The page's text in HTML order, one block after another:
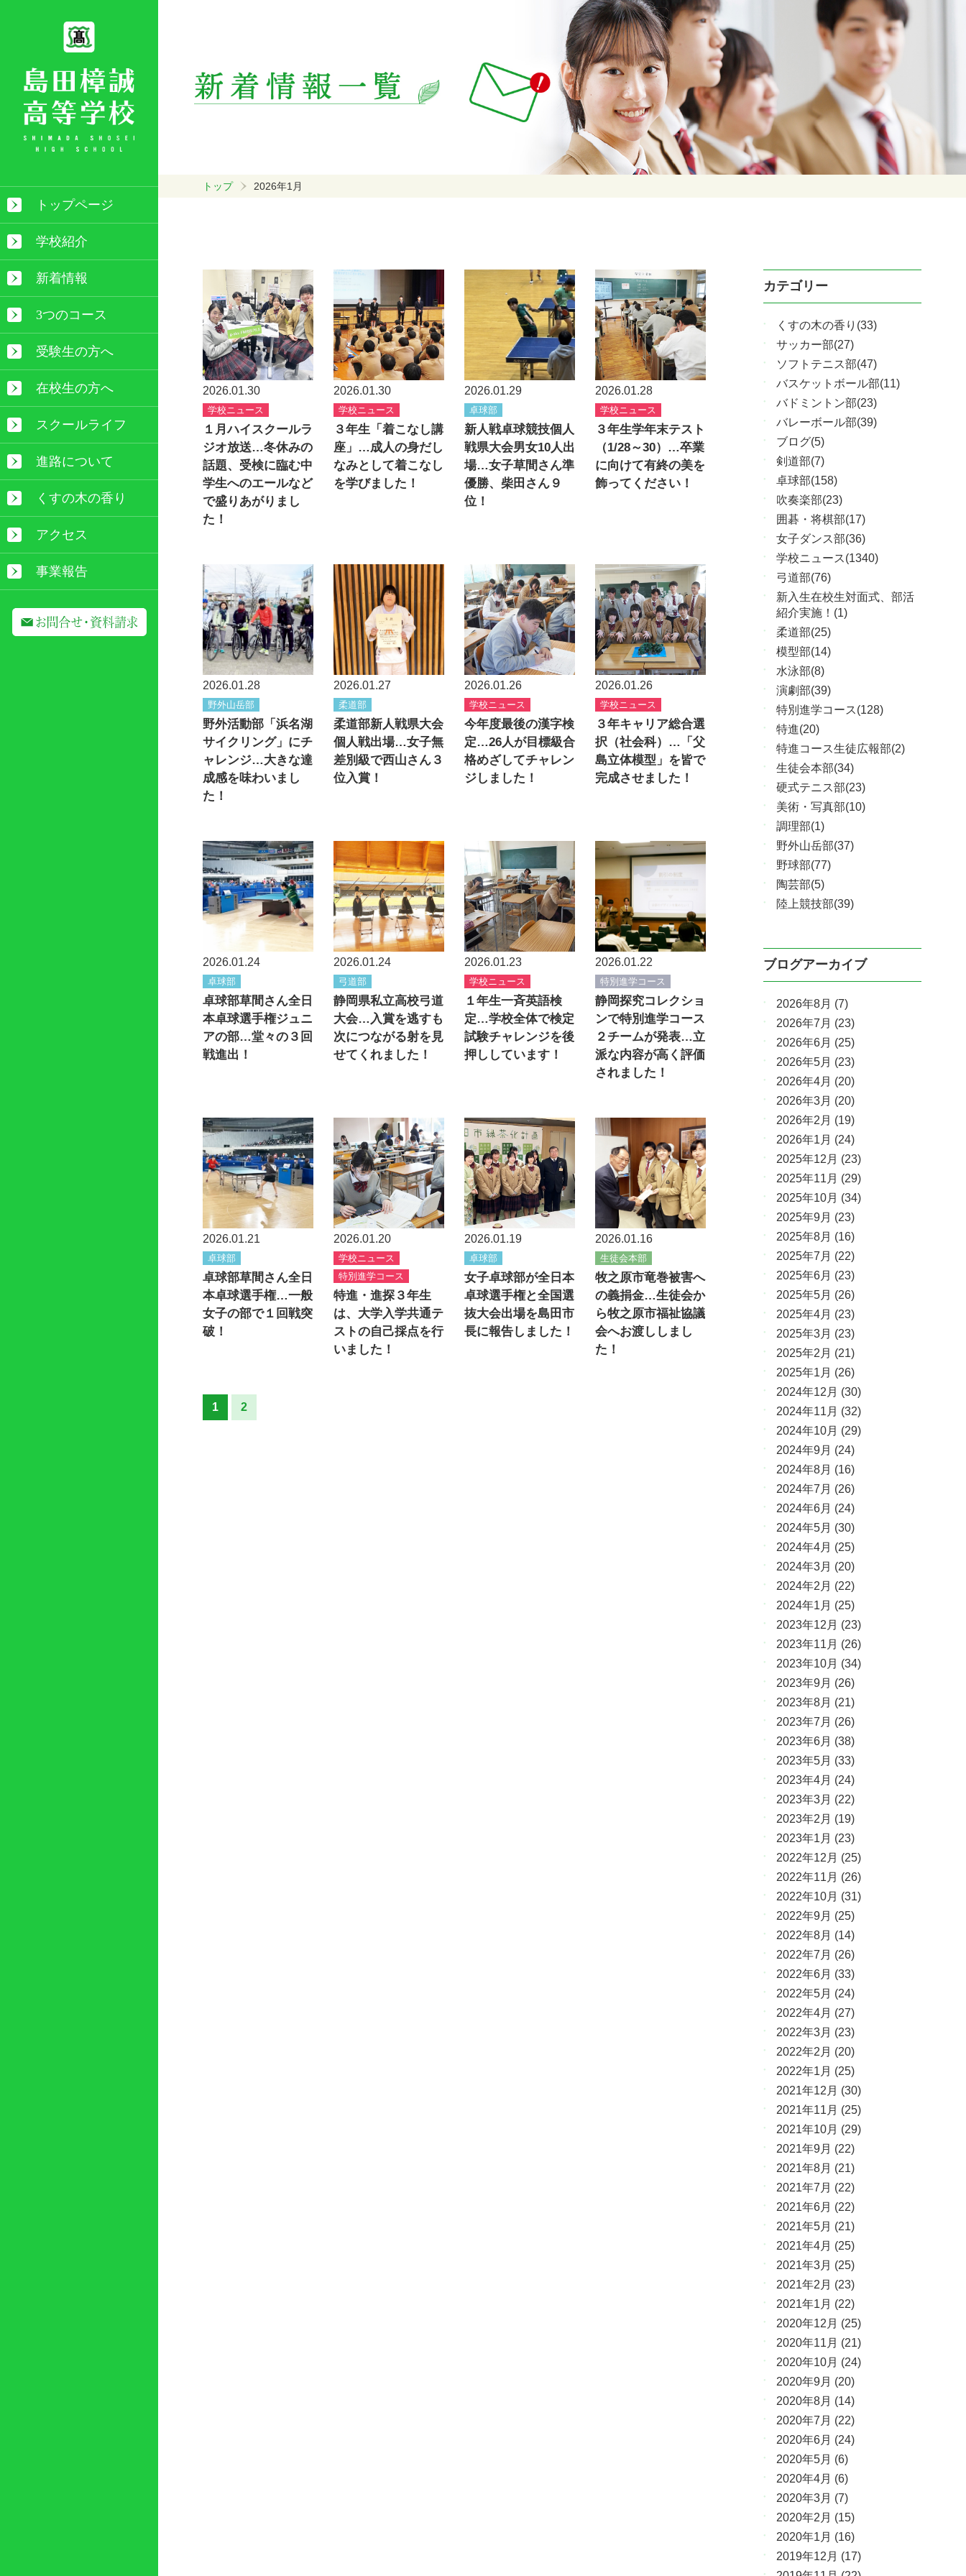
トップページ
学校紹介
新着情報
3つのコース
受験生の方へ
在校生の方へ
スクールライフ
進路について
くすの木の香り
アクセス
事業報告
トップ 2026年1月
2026.01.30
学校ニュース
１月ハイスクールラ
ジオ放送…冬休みの
話題、受検に臨む中
学生へのエールなど
で盛りあがりまし
た！
2026.01.30
学校ニュース
３年生「着こなし講
座」…成人の身だし
なみとして着こなし
を学びました！
2026.01.29
卓球部
新人戦卓球競技個人
戦県大会男女10人出
場…女子草間さん準
優勝、柴田さん９
位！
2026.01.28
学校ニュース
３年生学年末テスト
（1/28～30）…卒業
に向けて有終の美を
飾ってください！
2026.01.28
野外山岳部
野外活動部「浜名湖
サイクリング」にチ
ャレンジ…大きな達
成感を味わいまし
た！
2026.01.27
柔道部
柔道部新人戦県大会
個人戦出場…女子無
差別級で西山さん３
位入賞！
2026.01.26
学校ニュース
今年度最後の漢字検
定…26人が目標級合
格めざしてチャレン
ジしました！
2026.01.26
学校ニュース
３年キャリア総合選
択（社会科）…「父
島立体模型」を皆で
完成させました！
2026.01.24
卓球部
卓球部草間さん全日
本卓球選手権ジュニ
アの部…堂々の３回
戦進出！
2026.01.24
弓道部
静岡県私立高校弓道
大会…入賞を逃すも
次につながる射を見
せてくれました！
2026.01.23
学校ニュース
１年生一斉英語検
定…学校全体で検定
試験チャレンジを後
押ししています！
2026.01.22
特別進学コース
静岡探究コレクショ
ンで特別進学コース
２チームが発表…立
派な内容が高く評価
されました！
2026.01.21
卓球部
卓球部草間さん全日
本卓球選手権…一般
女子の部で１回戦突
破！
2026.01.20
学校ニュース
特別進学コース
特進・進探３年生
は、大学入学共通テ
ストの自己採点を行
いました！
2026.01.19
卓球部
女子卓球部が全日本
卓球選手権と全国選
抜大会出場を島田市
長に報告しました！
2026.01.16
生徒会本部
牧之原市竜巻被害へ
の義捐金…生徒会か
ら牧之原市福祉協議
会へお渡ししまし
た！
1 2
カテゴリー
くすの木の香り(33)
サッカー部(27)
ソフトテニス部(47)
バスケットボール部(11)
バドミントン部(23)
バレーボール部(39)
ブログ(5)
剣道部(7)
卓球部(158)
吹奏楽部(23)
囲碁・将棋部(17)
女子ダンス部(36)
学校ニュース(1340)
弓道部(76)
新入生在校生対面式、部活
紹介実施！(1)
柔道部(25)
模型部(14)
水泳部(8)
演劇部(39)
特別進学コース(128)
特進(20)
特進コース生徒広報部(2)
生徒会本部(34)
硬式テニス部(23)
美術・写真部(10)
調理部(1)
野外山岳部(37)
野球部(77)
陶芸部(5)
陸上競技部(39)
ブログアーカイブ
2026年8月 (7)
2026年7月 (23)
2026年6月 (25)
2026年5月 (23)
2026年4月 (20)
2026年3月 (20)
2026年2月 (19)
2026年1月 (24)
2025年12月 (23)
2025年11月 (29)
2025年10月 (34)
2025年9月 (23)
2025年8月 (16)
2025年7月 (22)
2025年6月 (23)
2025年5月 (26)
2025年4月 (23)
2025年3月 (23)
2025年2月 (21)
2025年1月 (26)
2024年12月 (30)
2024年11月 (32)
2024年10月 (29)
2024年9月 (24)
2024年8月 (16)
2024年7月 (26)
2024年6月 (24)
2024年5月 (30)
2024年4月 (25)
2024年3月 (20)
2024年2月 (22)
2024年1月 (25)
2023年12月 (23)
2023年11月 (26)
2023年10月 (34)
2023年9月 (26)
2023年8月 (21)
2023年7月 (26)
2023年6月 (38)
2023年5月 (33)
2023年4月 (24)
2023年3月 (22)
2023年2月 (19)
2023年1月 (23)
2022年12月 (25)
2022年11月 (26)
2022年10月 (31)
2022年9月 (25)
2022年8月 (14)
2022年7月 (26)
2022年6月 (33)
2022年5月 (24)
2022年4月 (27)
2022年3月 (23)
2022年2月 (20)
2022年1月 (25)
2021年12月 (30)
2021年11月 (25)
2021年10月 (29)
2021年9月 (22)
2021年8月 (21)
2021年7月 (22)
2021年6月 (22)
2021年5月 (21)
2021年4月 (25)
2021年3月 (25)
2021年2月 (23)
2021年1月 (22)
2020年12月 (25)
2020年11月 (21)
2020年10月 (24)
2020年9月 (20)
2020年8月 (14)
2020年7月 (22)
2020年6月 (24)
2020年5月 (6)
2020年4月 (6)
2020年3月 (7)
2020年2月 (15)
2020年1月 (16)
2019年12月 (17)